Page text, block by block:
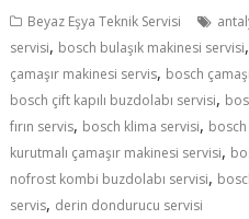
Beyaz Eşya Teknik Servisi
servisi, bosch bulaşık makinesi servisi,
çamaşır makinesi servis, bosch
bosch çift kapılı buzdolabı servisi,
fırın servis, bosch klima servisi,
kurutmalı çamaşır makinesi servisi,
nofrost kombi buzdolabı servisi,
servis, derin dondurucu servisi